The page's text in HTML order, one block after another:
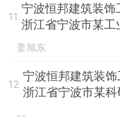
11
宁波恒邦建筑装
浙江省宁波市某工
姜旭东
12
宁波恒邦建筑装
浙江省宁波市某
--